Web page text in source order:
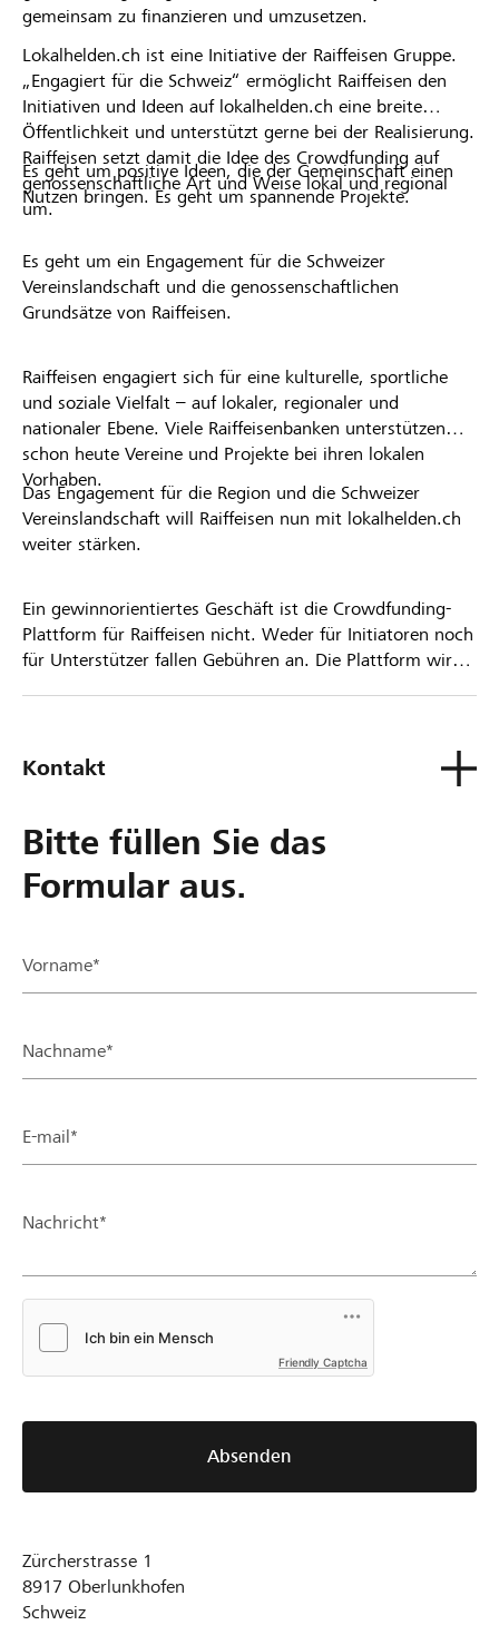
gemeinsam zu finanzieren und umzusetzen.
Lokalhelden.ch ist eine Initiative der Raiffeisen Gruppe.
„Engagiert für die Schweiz“ ermöglicht Raiffeisen den
Initiativen und Ideen auf lokalhelden.ch eine breite
Öffentlichkeit und unterstützt gerne bei der Realisierung.
Raiffeisen setzt damit die Idee des Crowdfunding auf
genossenschaftliche Art und Weise lokal und regional
um.
Es geht um positive Ideen, die der Gemeinschaft einen
Nutzen bringen. Es geht um spannende Projekte.
Es geht um ein Engagement für die Schweizer
Vereinslandschaft und die genossenschaftlichen
Grundsätze von Raiffeisen.
Raiffeisen engagiert sich für eine kulturelle, sportliche
und soziale Vielfalt – auf lokaler, regionaler und
nationaler Ebene. Viele Raiffeisenbanken unterstützen
schon heute Vereine und Projekte bei ihren lokalen
Vorhaben.
Das Engagement für die Region und die Schweizer
Vereinslandschaft will Raiffeisen nun mit lokalhelden.ch
weiter stärken.
Ein gewinnorientiertes Geschäft ist die Crowdfunding-
Plattform für Raiffeisen nicht. Weder für Initiatoren noch
für Unterstützer fallen Gebühren an. Die Plattform wird
Kontakt
Bitte füllen Sie das
Formular aus.
Vorname*
Nachname*
E-mail*
Nachricht*
Friendly Captcha
Absenden
Zürcherstrasse 1
8917 Oberlunkhofen
Schweiz